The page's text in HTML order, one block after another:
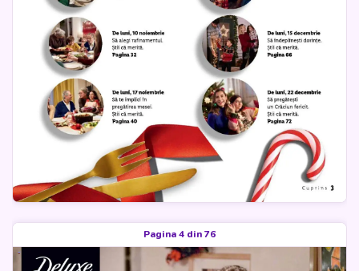
Pagina 4 din 76